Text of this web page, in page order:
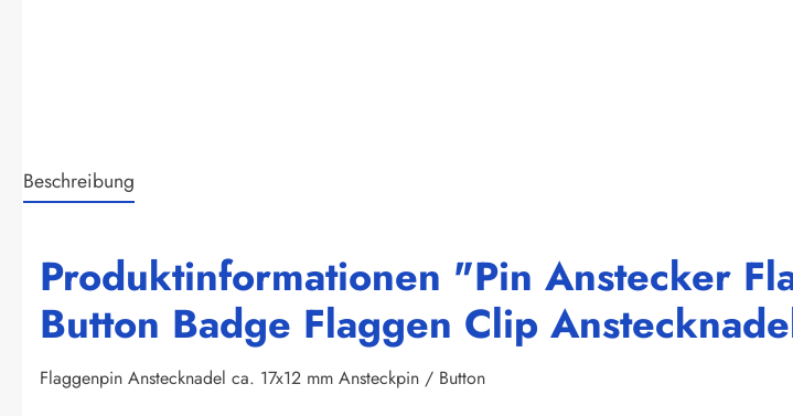
Beschreibung
Produktinformationen "Pin Anstecker
Button Badge Flaggen Clip
Flaggenpin Anstecknadel ca. 17x12 mm Ansteckpin / Button